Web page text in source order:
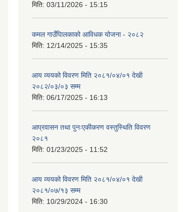
मिति: 03/11/2026 - 15:15
कमल गाउँपािलकाको आविधक योजना - २०८२
मिति: 12/14/2025 - 15:35
आय व्ययको विवरण मिति २०८१/०४/०१ देखी
२०८२/०३/०३ सम्म
मिति: 06/17/2025 - 16:13
आप्रवासन तथा पुनःएकीकरण वस्तुस्थिति विवरण
२०८१
मिति: 01/23/2025 - 11:52
आय व्ययको विवरण मिति २०८१/०४/०१ देखी
२०८१/०७/१३ सम्म
मिति: 10/29/2024 - 16:30